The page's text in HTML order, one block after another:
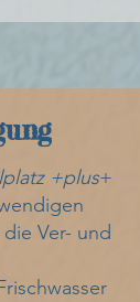
+plus+
Ver- und